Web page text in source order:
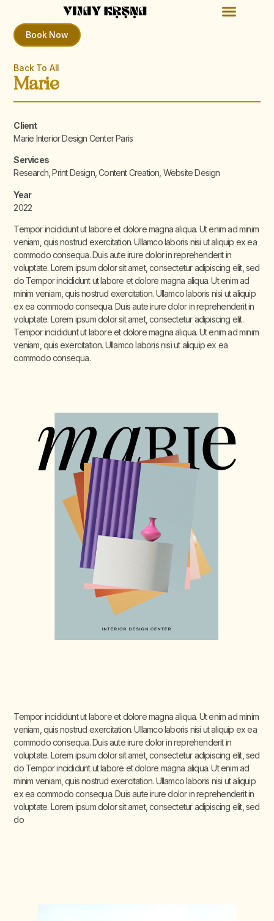
Book Now
Back To All
Marie
Client
Marie Interior Design Center Paris
Services
Research, Print Design, Content Creation, Website Design
Year
2022
Tempor incididunt ut labore et dolore magna aliqua. Ut enim ad minim
veniam, quis nostrud exercitation. Ullamco laboris nisi ut aliquip ex ea
commodo consequa. Duis aute irure dolor in reprehenderit in
voluptate. Lorem ipsum dolor sit amet, consectetur adipiscing elit, sed
do Tempor incididunt ut labore et dolore magna aliqua. Ut enim ad
minim veniam, quis nostrud exercitation. Ullamco laboris nisi ut aliquip
ex ea commodo consequa. Duis aute irure dolor in reprehenderit in
voluptate. Lorem ipsum dolor sit amet, consectetur adipiscing elit.
Tempor incididunt ut labore et dolore magna aliqua. Ut enim ad minim
veniam, quis exercitation. Ullamco laboris nisi ut aliquip ex ea
commodo consequa.
Tempor incididunt ut labore et dolore magna aliqua. Ut enim ad minim
veniam, quis nostrud exercitation. Ullamco laboris nisi ut aliquip ex ea
commodo consequa. Duis aute irure dolor in reprehenderit in
voluptate. Lorem ipsum dolor sit amet, consectetur adipiscing elit, sed
do Tempor incididunt ut labore et dolore magna aliqua. Ut enim ad
minim veniam, quis nostrud exercitation. Ullamco laboris nisi ut aliquip
ex ea commodo consequa. Duis aute irure dolor in reprehenderit in
voluptate. Lorem ipsum dolor sit amet, consectetur adipiscing elit, sed
do